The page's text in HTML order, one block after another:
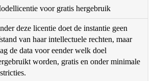
voor gratis hergebruik
deze licentie doet de instantie geen
van haar intellectuele rechten, maar
de data voor eender welk doel
worden, gratis en onder minimale